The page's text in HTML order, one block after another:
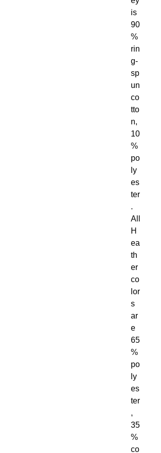
is
90
%
rin
g-
sp
un
co
tto
n,
10
%
po
ly
es
ter
.
All
H
ea
th
er
co
lor
s
ar
e
65
%
po
ly
es
ter
,
35
%
co